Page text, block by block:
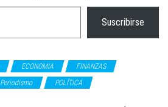
Suscribirse
ECONOMIA FINANZAS
Periodismo POLÍTICA